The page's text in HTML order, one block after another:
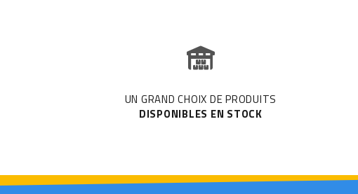
UN GRAND CHOIX DE PRODUITS
DISPONIBLES EN STOCK